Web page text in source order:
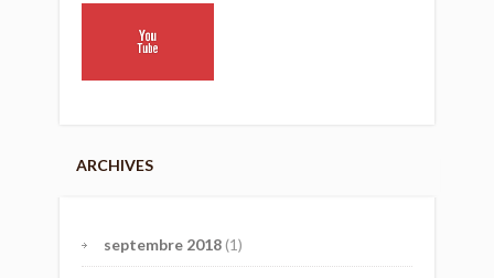
ARCHIVES
septembre 2018 (1)